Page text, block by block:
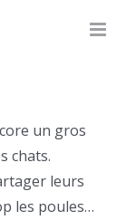
un gros
chats.
leurs
les poules…